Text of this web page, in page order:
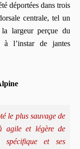
déportées dans trois
centrale, tel un
largeur perçue du
à l’instar de jantes
le plus sauvage de
agile et légère de
spécifique et ses